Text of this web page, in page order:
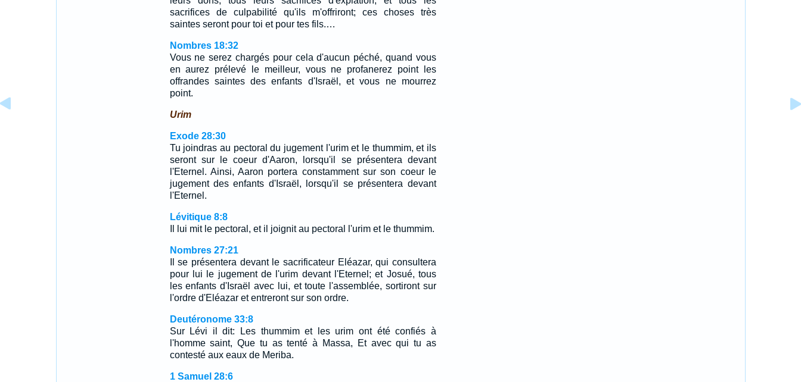
sacrifices de culpabilité qu'ils m'offriront; ces choses très
saintes seront pour toi et pour tes fils.…
Nombres 18:32
Vous ne serez chargés pour cela d'aucun péché, quand vous
en aurez prélevé le meilleur, vous ne profanerez point les
offrandes saintes des enfants d'Israël, et vous ne mourrez
point.
Urim
Exode 28:30
Tu joindras au pectoral du jugement l'urim et le thummim, et ils
seront sur le coeur d'Aaron, lorsqu'il se présentera devant
l'Eternel. Ainsi, Aaron portera constamment sur son coeur le
jugement des enfants d'Israël, lorsqu'il se présentera devant
l'Eternel.
Lévitique 8:8
Il lui mit le pectoral, et il joignit au pectoral l'urim et le thummim.
Nombres 27:21
Il se présentera devant le sacrificateur Eléazar, qui consultera
pour lui le jugement de l'urim devant l'Eternel; et Josué, tous
les enfants d'Israël avec lui, et toute l'assemblée, sortiront sur
l'ordre d'Eléazar et entreront sur son ordre.
Deutéronome 33:8
Sur Lévi il dit: Les thummim et les urim ont été confiés à
l'homme saint, Que tu as tenté à Massa, Et avec qui tu as
contesté aux eaux de Meriba.
1 Samuel 28:6